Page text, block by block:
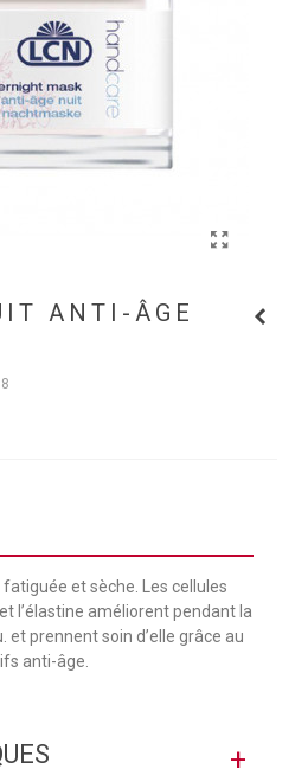
ANTI-ÂGE
et sèche. Les cellules
l’élastine améliorent pendant la
et prennent soin d’elle grâce au
anti-âge.
+